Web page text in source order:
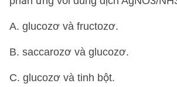
A. glucozơ và fructozơ.
B. saccarozơ và glucozơ.
C. glucozơ và tinh bột.